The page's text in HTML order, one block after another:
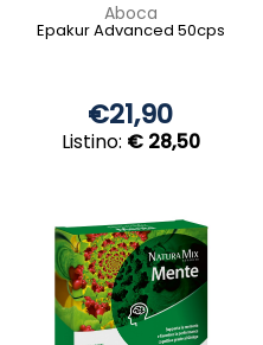
Aboca
Epakur Advanced 50cps
€21,90
Listino: € 28,50